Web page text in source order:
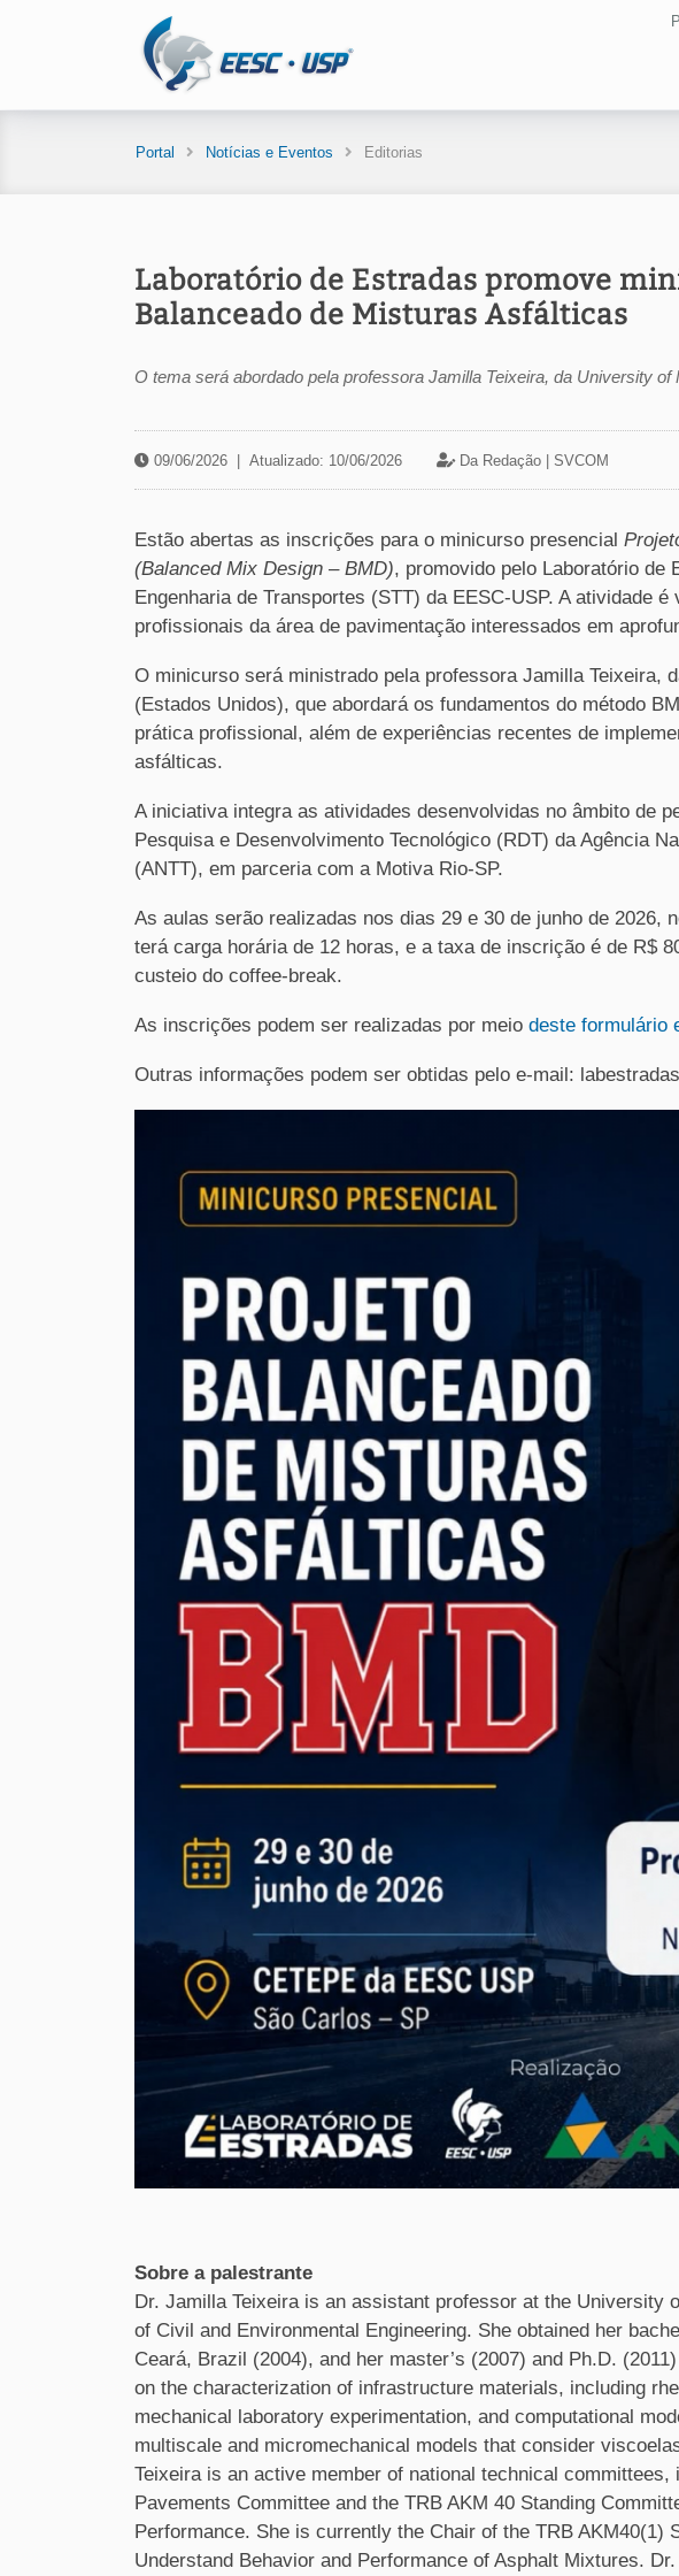
Portal Notícias e Eventos Editorias
Laboratório de Estradas promove
Balanceado de Misturas Asfálticas
O tema será abordado pela professora Jamilla Teixeira, da University
09/06/2026 Atualizado: 10/06/2026 Da Redação | SVCOM
Estão abertas as inscrições para o minicurso presencial
(Balanced Mix Design – BMD), promovido pelo Laboratório de
Engenharia de Transportes (STT) da EESC-USP. A atividade
profissionais da área de pavimentação interessados em
O minicurso será ministrado pela professora Jamilla Teixeira,
(Estados Unidos), que abordará os fundamentos do método
prática profissional, além de experiências recentes de
asfálticas.
A iniciativa integra as atividades desenvolvidas no âmbito de
Pesquisa e Desenvolvimento Tecnológico (RDT) da Agência
(ANTT), em parceria com a Motiva Rio-SP.
As aulas serão realizadas nos dias 29 e 30 de junho de 2026,
terá carga horária de 12 horas, e a taxa de inscrição é de R$
custeio do coffee-break.
As inscrições podem ser realizadas por meio deste formulário
Outras informações podem ser obtidas pelo e-mail:
Sobre a palestrante
Dr. Jamilla Teixeira is an assistant professor at the University
of Civil and Environmental Engineering. She obtained her
Ceará, Brazil (2004), and her master’s (2007) and Ph.D.
on the characterization of infrastructure materials, including
mechanical laboratory experimentation, and computational
multiscale and micromechanical models that consider
Teixeira is an active member of national technical
Pavements Committee and the TRB AKM 40 Standing
Performance. She is currently the Chair of the TRB AKM40(1)
Understand Behavior and Performance of Asphalt Mixtures.